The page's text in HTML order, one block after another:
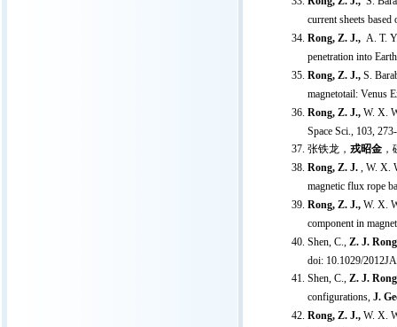
current sheets
Rong, Z. J., A. T.
penetration into
Rong, Z. J., S.
magnetotail: Venus
Rong, Z. J., W. X.
Space Sci., 103,
张铁龙， 戎昭金
Rong, Z. J. , W. X.
magnetic flux rope
Rong, Z. J., W. X.
component in
Shen, C., Z. J. Rong
doi: 10.1029/
Shen, C., Z. J. Rong
configurations, J.
Rong, Z. J., W. X.